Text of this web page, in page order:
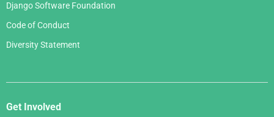
Django Software Foundation
Code of Conduct
Diversity Statement
Get Involved